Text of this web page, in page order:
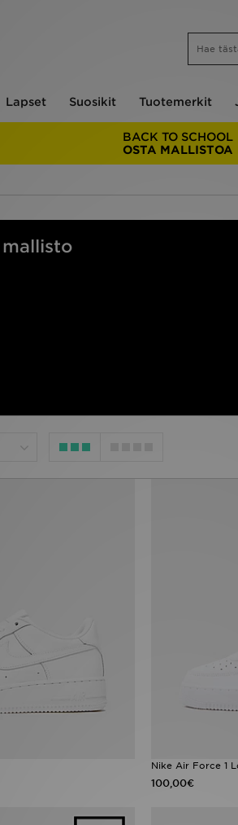
Lapset Suosikit Tuotemerkit
BACK TO SCHOOL
OSTA MALLISTOA
mallisto
Nike Air Force 1
100,00€